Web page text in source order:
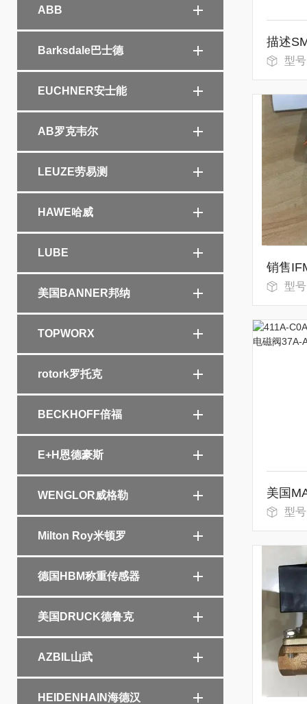
ABB
Barksdale巴士德
EUCHNER安士能
AB罗克韦尔
LEUZE劳易测
HAWE哈威
LUBE
美国BANNER邦纳
TOPWORX
rotork罗托克
BECKHOFF倍福
E+H恩德豪斯
WENGLOR威格勒
Milton Roy米顿罗
德国HBM称重传感器
美国DRUCK德鲁克
AZBIL山武
HEIDENHAIN海德汉
型号
型
型号：